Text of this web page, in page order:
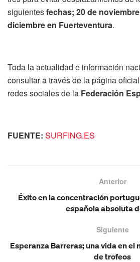
siguientesfechas; 20 de
diciembre en Fuerteventura.
Toda la actualidad e información
consultar a través de la página oficial
redes sociales de la Federación
FUENTE: SURFING.ES
Anterior
Éxito en la concentración
española absoluta
Siguiente
Esperanza Barreras; una vida en el
de trofeos